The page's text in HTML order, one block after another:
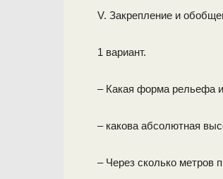
V. Закрепление и
1 вариант.
– Какая форма рельефа
– какова абсолютная
– Через сколько метров